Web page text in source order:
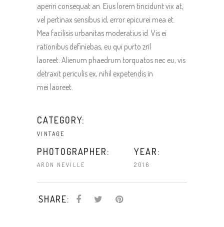
aperiri consequat an. Eius lorem tincidunt vix at,
vel pertinax sensibus id, error epicurei mea et.
Mea facilisis urbanitas moderatius id. Vis ei
rationibus definiebas, eu qui purto zril
laoreet. Alienum phaedrum torquatos nec eu, vis
detraxit periculis ex, nihil expetendis in
mei laoreet.
CATEGORY:
VINTAGE
PHOTOGRAPHER:
ARON NEVILLE
YEAR:
2016
SHARE: